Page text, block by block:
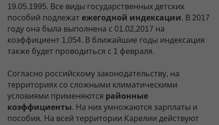
19.05.1995. Все виды государственных детских
пособий подлежат ежегодной индексации. В 2017
году она была выполнена с 01.02.2017 на
коэффициент 1,054. В ближайшие годы индексация
также будет проводиться с 1 февраля.
Согласно российскому законодательству, на
территориях со сложными климатическими
условиями применяются районные
коэффициенты. На них умножаются зарплаты и
пособия. На всей территории Карелии действуют